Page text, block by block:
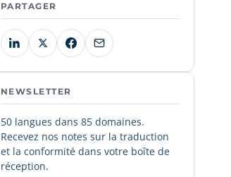
PARTAGER
NEWSLETTER
50 langues dans 85 domaines.
Recevez nos notes sur la traduction
et la conformité dans votre boîte de
réception.